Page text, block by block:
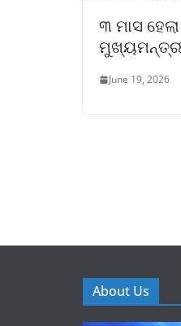
୩ ମାସ
June 19, 2026
About Us